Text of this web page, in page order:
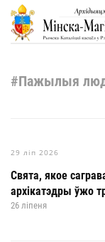
Skip to main
#Пажылыя
29 ліп 2026
Свята, якое
архікатэдры ўжо
26 ліпеня